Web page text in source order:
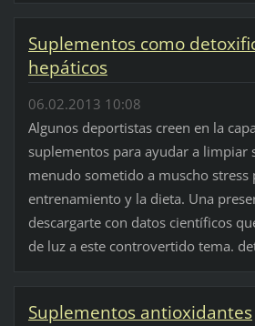
Suplementos como
hepáticos
06.02.2013 10:08
Algunos deportistas creen en la
suplementos para ayudar a limpiar
menudo sometido a muscho stress
entrenamiento y la dieta. Una
descargarte con datos científicos
de luz a este controvertido tema.
Suplementos antioxidantes